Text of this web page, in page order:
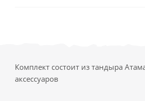
Комплект состоит из тандыра
аксессуаров